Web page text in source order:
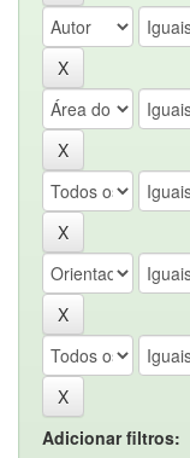
Adicionar filtros: